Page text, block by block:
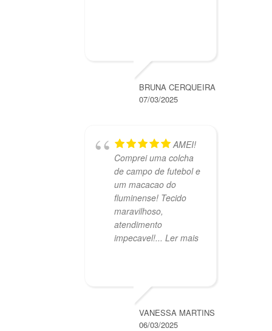
BRUNA CERQUEIRA
07/03/2025
AMEI!
Comprei uma colcha
de campo de futebol e
um macacao do
fluminense! Tecido
maravilhoso,
atendimento
impecavel!... Ler mais
VANESSA MARTINS
06/03/2025